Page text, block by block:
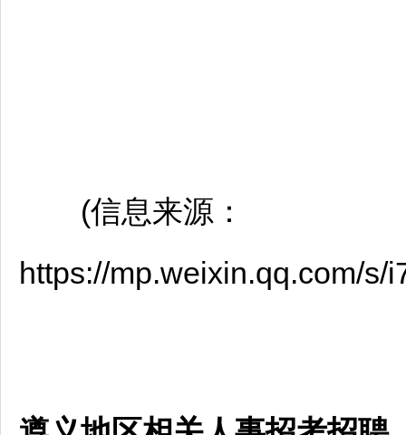
(信息来源：
https://mp.weixin.qq.com/s/